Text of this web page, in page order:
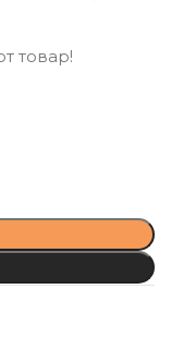
товар!